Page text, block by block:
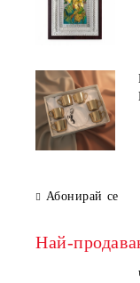
Абонирай се
Най-